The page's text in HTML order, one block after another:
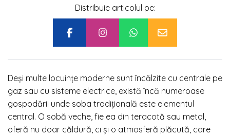
Distribuie articolul pe:
Deși multe locuințe moderne sunt încălzite cu centrale pe
gaz sau cu sisteme electrice, există încă numeroase
gospodării unde soba tradițională este elementul
central. O sobă veche, fie ea din teracotă sau metal,
oferă nu doar căldură, ci și o atmosferă plăcută, care